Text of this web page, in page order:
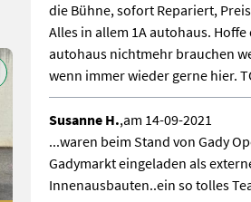
die Bühne, sofort Repariert,
Alles in allem 1A autohaus. Hoffe
autohaus nichtmehr brauchen
wenn immer wieder gerne hier.
Susanne H.,am 14-09-2021
...waren beim Stand von Gady
Gadymarkt eingeladen als
Innenausbauten..ein so tolles